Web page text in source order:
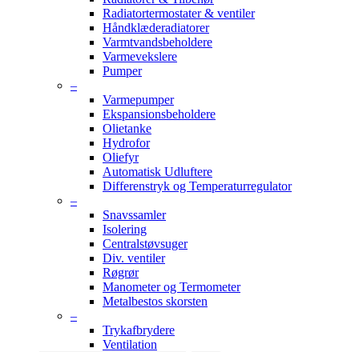
Radiatortermostater & ventiler
Håndklæderadiatorer
Varmtvandsbeholdere
Varmevekslere
Pumper
–
Varmepumper
Ekspansionsbeholdere
Olietanke
Hydrofor
Oliefyr
Automatisk Udluftere
Differenstryk og Temperaturregulator
–
Snavssamler
Isolering
Centralstøvsuger
Div. ventiler
Røgrør
Manometer og Termometer
Metalbestos skorsten
–
Trykafbrydere
Ventilation